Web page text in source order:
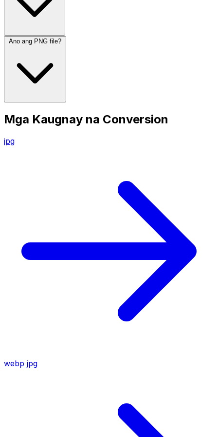
Ano ang PNG file?
Mga Kaugnay na Conversion
jpg
webp jpg